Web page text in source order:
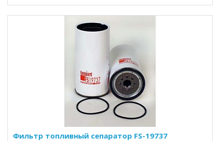
Фильтр топливный сепаратор FS-19737